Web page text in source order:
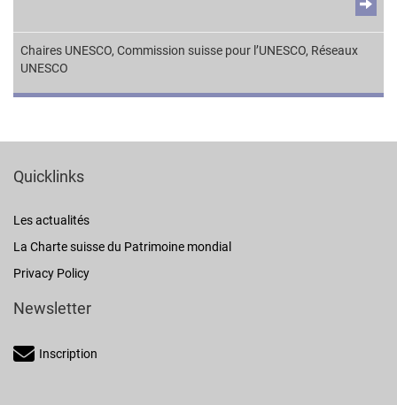
Chaires UNESCO, Commission suisse pour l’UNESCO, Réseaux
UNESCO
Quicklinks
Les actualités
La Charte suisse du Patrimoine mondial
Privacy Policy
Newsletter
Inscription